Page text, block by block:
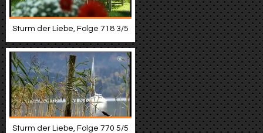
Sturm der Liebe, Folge 718 3/5
Sturm der Liebe, Folge 770 5/5